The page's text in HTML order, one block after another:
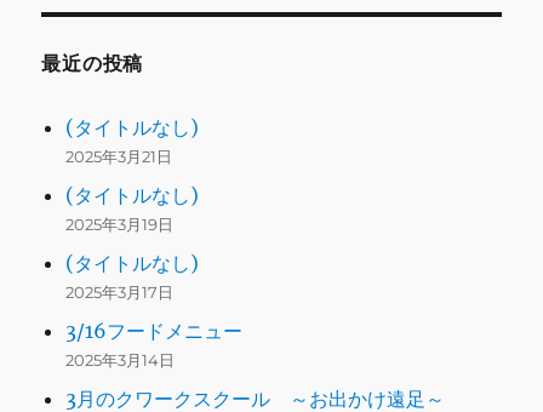
最近の投稿
(タイトルなし)
2025年3月21日
(タイトルなし)
2025年3月19日
(タイトルなし)
2025年3月17日
3/16フードメニュー
2025年3月14日
3月のクワークスクール ～お出かけ遠足～